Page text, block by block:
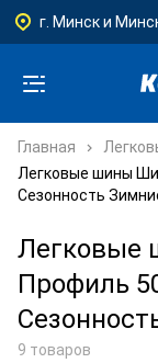
г. Минск и
Главная
Легковые шины
Сезонность
Легковые
Профиль
9 товаров